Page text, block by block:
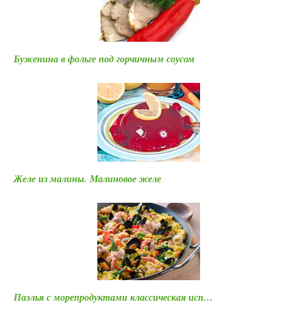
Буженина в фольге под горчичным соусом
Желе из малины. Малиновое желе
Паэлья с морепродуктами классическая исп…